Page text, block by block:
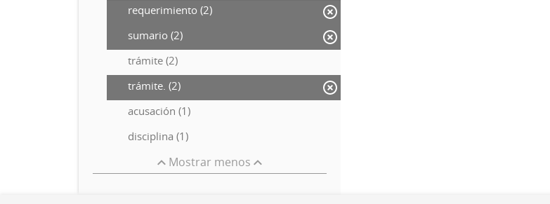
requerimiento (2)
sumario (2)
trámite (2)
trámite. (2)
acusación (1)
disciplina (1)
Mostrar menos